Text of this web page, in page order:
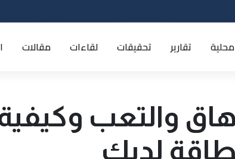
محلية تقارير تحقيقات لقاءات مقالات
والتعب
لديك